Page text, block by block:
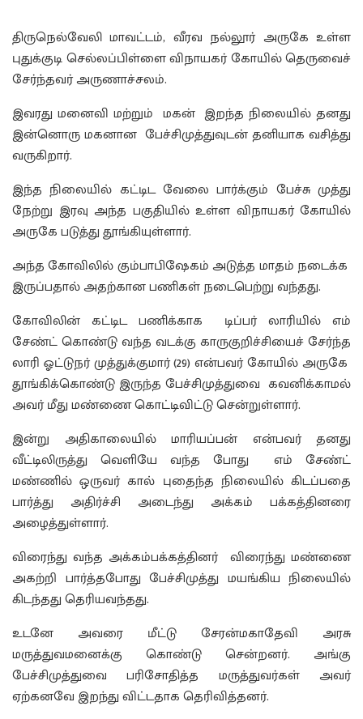
திருநெல்வேலி மாவட்டம், வீரவ நல்லூர் அருகே உள்ள
புதுக்குடி செல்லப்பிள்ளை விநாயகர் கோயில் தெருவைச்
சேர்ந்தவர் அருணாச்சலம்.
இவரது மனைவி மற்றும் மகன் இறந்த நிலையில் தனது
இன்னொரு மகனான பேச்சிமுத்துவுடன் தனியாக வசித்து
வருகிறார்.
இந்த நிலையில் கட்டிட வேலை பார்க்கும் பேச்சு முத்து
நேற்று இரவு அந்த பகுதியில் உள்ள விநாயகர் கோயில்
அருகே படுத்து தூங்கியுள்ளார்.
அந்த கோவிலில் கும்பாபிஷேகம் அடுத்த மாதம் நடைக்க
இருப்பதால் அதற்கான பணிகள் நடைபெற்று வந்தது.
கோவிலின் கட்டிட பணிக்காக டிப்பர் லாரியில் எம்
சேண்ட் கொண்டு வந்த வடக்கு காருகுறிச்சியைச் சேர்ந்த
லாரி ஓட்டுநர் முத்துக்குமார் (29) என்பவர் கோயில் அருகே
தூங்கிக்கொண்டு இருந்த பேச்சிமுத்துவை கவனிக்காமல்
அவர் மீது மண்ணை கொட்டிவிட்டு சென்றுள்ளார்.
இன்று அதிகாலையில் மாரியப்பன் என்பவர் தனது
வீட்டிலிருத்து வெளியே வந்த போது எம் சேண்ட்
மண்ணில் ஒருவர் கால் புதைந்த நிலையில் கிடப்பதை
பார்த்து அதிர்ச்சி அடைந்து அக்கம் பக்கத்தினரை
அழைத்துள்ளார்.
விரைந்து வந்த அக்கம்பக்கத்தினர் விரைந்து மண்ணை
அகற்றி பார்த்தபோது பேச்சிமுத்து மயங்கிய நிலையில்
கிடந்தது தெரியவந்தது.
உடனே அவரை மீட்டு சேரன்மகாதேவி அரசு
மருத்துவமனைக்கு கொண்டு சென்றனர். அங்கு
பேச்சிமுத்துவை பரிசோதித்த மருத்துவர்கள் அவர்
ஏற்கனவே இறந்து விட்டதாக தெரிவித்தனர்.